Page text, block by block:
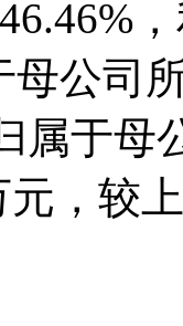
母公司
属于
，较